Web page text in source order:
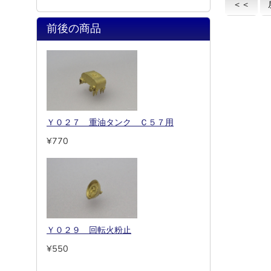
＜＜
前後の商品
Ｙ０２７ 重油タンク Ｃ５７用
¥770
Ｙ０２９ 回転火粉止
¥550